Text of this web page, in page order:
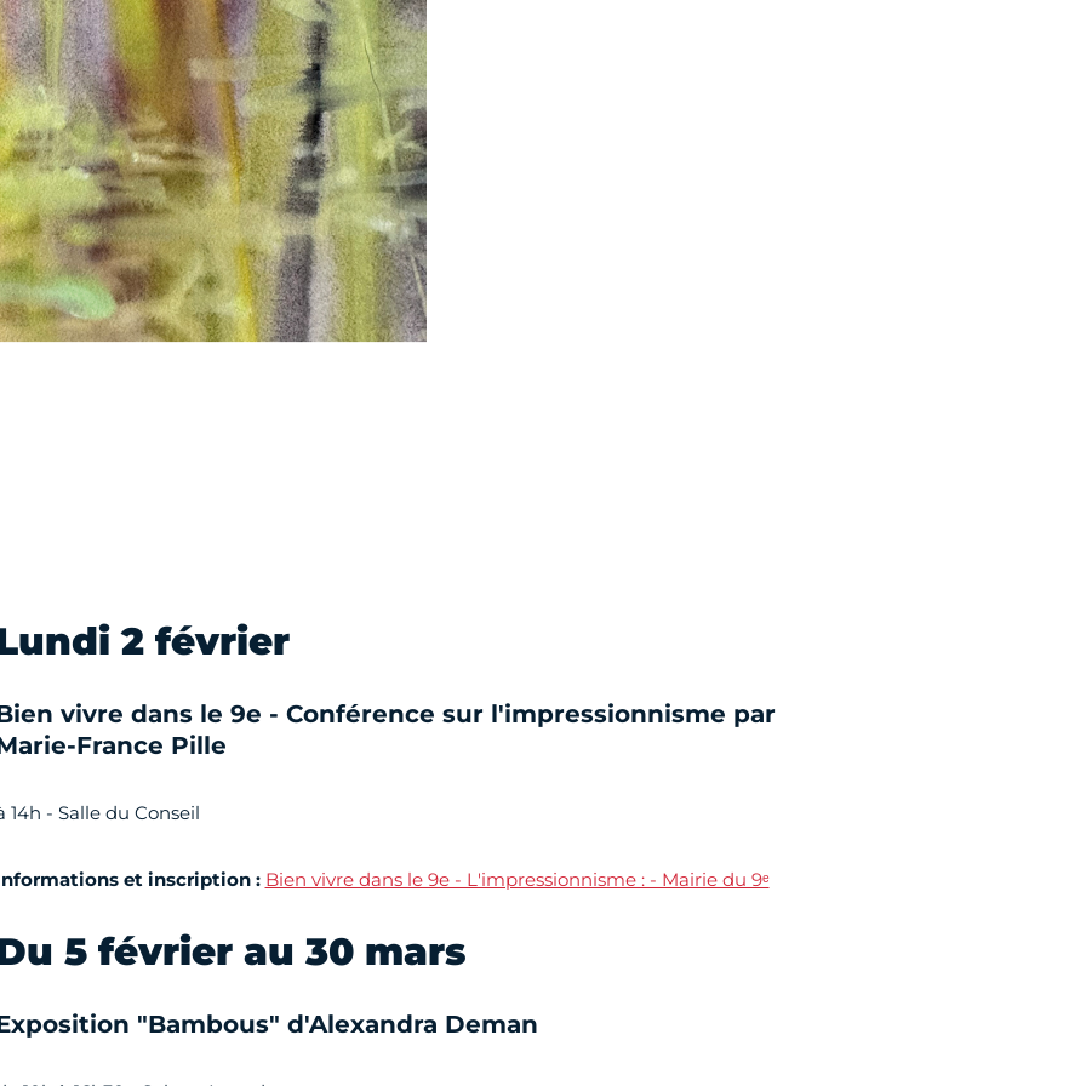
2 février
vivre dans le 9e - Conférence sur l'impressionnisme par
France Pille
14h - Salle du Conseil
et inscription : Bien vivre dans le 9e - L'impressionnisme : - Mairie du 9ᵉ
5 février au 30 mars
"Bambous" d'Alexandra Deman